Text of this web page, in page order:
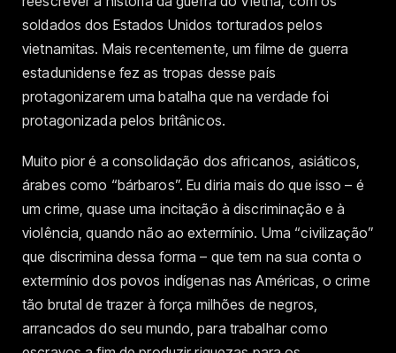
soldados dos Estados Unidos torturados pelos
vietnamitas. Mais recentemente, um filme de guerra
estadunidense fez as tropas desse país
protagonizarem uma batalha que na verdade foi
protagonizada pelos britânicos.
Muito pior é a consolidação dos africanos, asiáticos,
árabes como “bárbaros”. Eu diria mais do que isso – é
um crime, quase uma incitação à discriminação e à
violência, quando não ao extermínio. Uma “civilização”
que discrimina dessa forma – que tem na sua conta o
extermínio dos povos indígenas nas Américas, o crime
tão brutal de trazer à força milhões de negros,
arrancados do seu mundo, para trabalhar como